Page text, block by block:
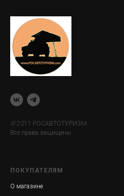
© 2011 РОСАВТОТУРИЗМ
Все права защищены
ПОКУПАТЕЛЯМ
О магазине